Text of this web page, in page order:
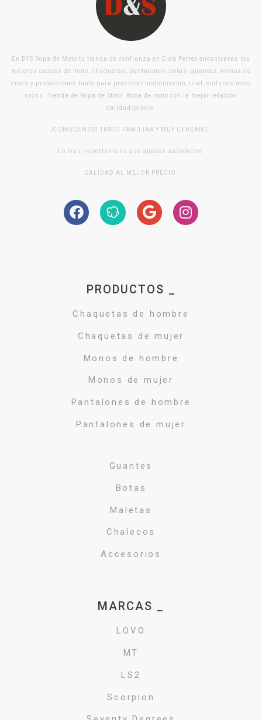
En DYS Ropa de Moto tu tienda de confianza en Elda Petrer encontraras los
mejores cascos de moto, chaquetas, pantalones, botas, guantes, monos de
cuero y protecciones tanto para practicar mototurismo, trial, enduro o moto
cross. Tienda de Ropa de Moto. Ropa de moto con la mejor relación
calidad/precio.
¡CONOCENOS! TRATO FAMILIAR Y MUY CERCANO.
Lo mas importante es que quedes satisfecho.
CALIDAD AL MEJOR PRECIO.
PRODUCTOS _
Chaquetas de hombre
Chaquetas de mujer
Monos de hombre
Monos de mujer
Pantalones de hombre
Pantalones de mujer
Guantes
Botas
Maletas
Chalecos
Accesorios
MARCAS _
LOVO
MT
LS2
Scorpion